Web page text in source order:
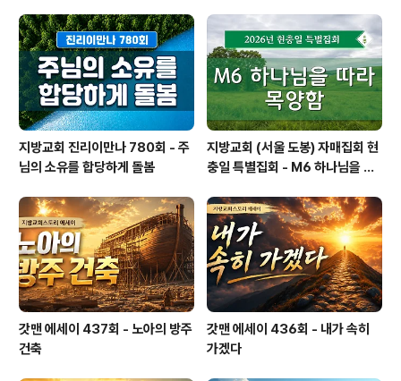
람이 됨
지방교회 진리이만나 780회 - 주
님의 소유를 합당하게 돌봄
지방교회 (서울 도봉) 자매집회 현
충일 특별집회 - M6 하나님을 따
갓맨 에세이 437회 - 노아의 방주
건축
갓맨 에세이 436회 - 내가 속히
가겠다